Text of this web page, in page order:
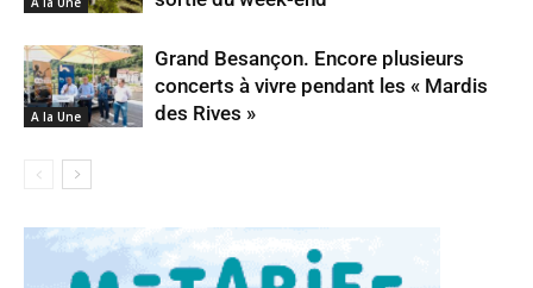
A la Une
Grand Besançon. Encore plusieurs
concerts à vivre pendant les « Mardis
des Rives »